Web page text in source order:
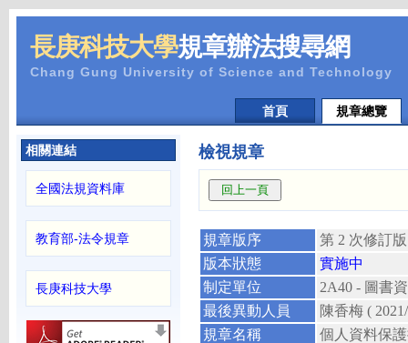
長庚科技大學規章辦法搜尋網
Chang Gung University of Science and Technology
首頁 規章總覽
相關連結
全國法規資料庫
教育部-法令規章
長庚科技大學
檢視規章
規章版序
第 2 次修訂版
版本狀態
實施中
制定單位
2A40 - 圖書
最後異動人員
陳香梅 (
規章名稱
個人資料保